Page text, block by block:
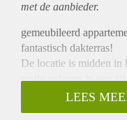
met de aanbieder.
gemeubileerd
fantastisch dakterras!
De locatie is midden in
rustig gelegen in een
Ruime smaakvolle en
trappenhuis.
LEES